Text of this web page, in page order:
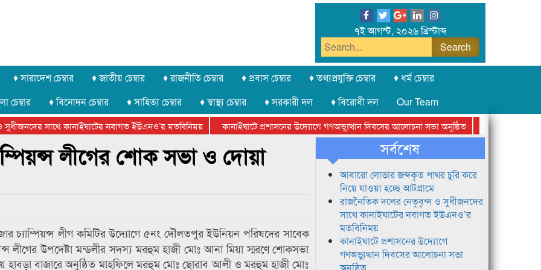
৭ই আগস্ট, ২০২৬ খ্রিস্টাব্দ
♦ সারাদেশ চেম্বার ♦ জাতীয় চেম্বার ♦ রাজনীতি চেম্বার ♦ প্রবাস চেম্বার ♦ তথ্যপ্রযুক্তি চেম্বার
♦ ধর্ম চেম্বার
চেম্বার ♦ বিনোদন চেম্বার ♦ সাহিত্য চেম্বার ♦ স্বাস্থ্য চেম্বার ♦ সরকারী দল ♦ বিরোধী দল
Our Team
সাথে কানাইঘাটের নবাগত ইউএনও’র মতবিনিময় কানাইঘাটে প্রশাসনের উদ্যোগে গণঅভ্যুত্থান দিবসের আলোচনা সভা অনুষ্ঠিত
সিলেট অনলাইন
ফেডারেশানের বিভাগীয় অভিনয় কর্মশালা সম্পন্ন
লীগের শোক সভা ও দোয়া
চ্যাম্পিয়ন্স লীগ কমিটির উদ্যোগে ৫নং দৌলতপুর ইউনিয়ন পরিষদের সাবেক
লীগের উপদেষ্টা মন্ডলীর সদস্য মরহুম হাজী মোঃ আনা মিয়া স্মরণে শোকসভা
হাবড়া বাজারে অনুষ্ঠিত মাহফিলে মরহুম মোঃ ছোরাব আলী ও মরহুম হাজী মোঃ
সর্বশেষ
আবারো লোভার জব্দকৃত পাথর চুরি করে
নিয়ে যাওয়া হচ্ছে আটগ্রামে
রাজনৈতিক দলের নেতৃবৃন্দ ও সুধীজনদের
সাথে কানাইঘাটের নবাগত ইউএনও’র
মতবিনিময়
কানাইঘাটে প্রশাসনের উদ্যোগে
গণঅভ্যুত্থান দিবসের আলোচনা সভা